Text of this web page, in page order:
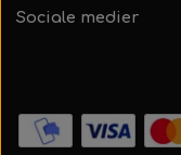
Sociale medier